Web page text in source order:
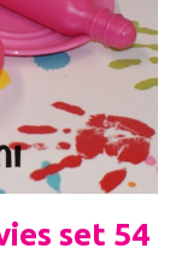
set 54